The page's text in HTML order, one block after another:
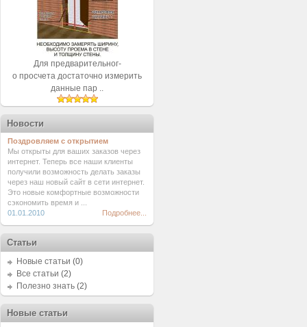
Для предварительног-
о просчета достаточно измерить
данные пар ..
Новости
Поздровляем с открытием
Мы открыты для ваших заказов через
интернет. Теперь все наши клиенты
получили возможность делать заказы
через наш новый сайт в сети интернет.
Это новые комфортные возможности
сэкономить время и ...
01.01.2010
Подробнее...
Статьи
Новые статьи (0)
Все статьи (2)
Полезно знать (2)
Новые статьи